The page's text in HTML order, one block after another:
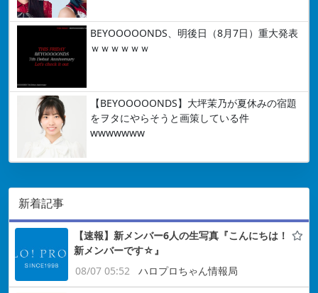
BEYOOOOONDS、明後日（8月7日）重大発表
ｗｗｗｗｗｗ
【BEYOOOOONDS】大坪茉乃が夏休みの宿題
をヲタにやらそうと画策している件
wwwwwww
新着記事
【速報】新メンバー6人の生写真『こんにちは！
新メンバーです☆』
08/07 05:52
ハロプロちゃん情報局